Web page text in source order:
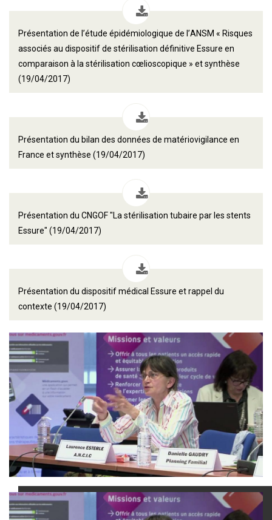
Présentation de l’étude épidémiologique de l’ANSM « Risques
associés au dispositif de stérilisation définitive Essure en
comparaison à la stérilisation cœlioscopique » et synthèse
(19/04/2017)
Présentation du bilan des données de matériovigilance en
France et synthèse (19/04/2017)
Présentation du CNGOF "La stérilisation tubaire par les stents
Essure" (19/04/2017)
Présentation du dispositif médical Essure et rappel du
contexte (19/04/2017)
Dailymotion est désactivé. Autoriser